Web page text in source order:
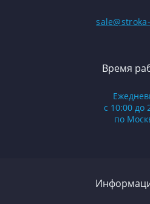
Время
с 10:00 до
по